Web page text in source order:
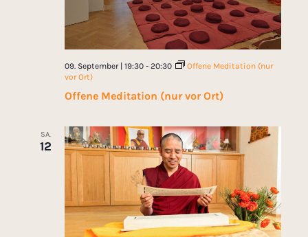
Offene Meditation (nur vor Ort)
09. September | 19:30- 20:30
Offene Meditation (nur
vor Ort)
SA.
12